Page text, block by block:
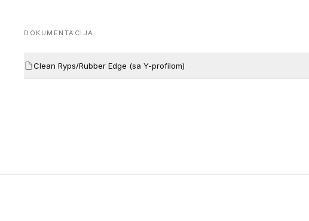
DOKUMENTACIJA
Clean Ryps/Rubber Edge (sa Y-profilom)